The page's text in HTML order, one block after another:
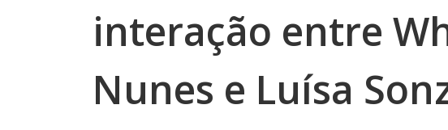
interação entre
Nunes e Luísa